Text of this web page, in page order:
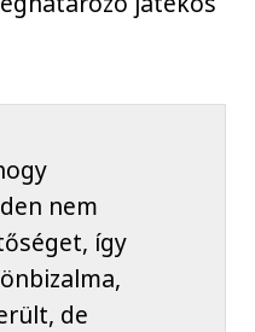
nem
így
de